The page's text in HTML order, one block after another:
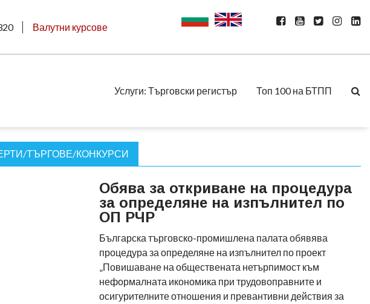
Валутни курсове
Услуги: Търговски регистър Топ 100 на БТПП
ТЪРГОВЕ/КОНКУРСИ
Обява за откриване на процедура
за определяне на изпълнител по
ОП РЧР
Българска търговско-промишлена палата обявява
процедура за определяне на изпълнител по проект
„Повишаване на обществената нетърпимост към
неформалната икономика при трудовоправните и
осигурителните отношения и превантивни действия за